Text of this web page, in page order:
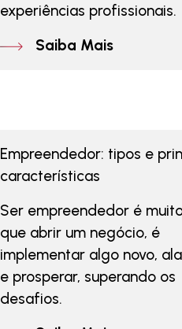
experiências profissionais.
Saiba Mais
Empreendedor: tipos e
características
Ser empreendedor é
que abrir um negócio, é
implementar algo novo,
e prosperar, superando os
desafios.